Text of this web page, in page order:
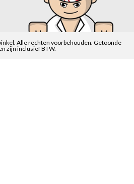
Alle rechten voorbehouden. Getoonde
zijn inclusief BTW.